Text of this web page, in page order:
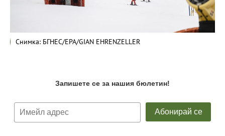
Снимка: БГНЕС/EPA/GIAN EHRENZELLER